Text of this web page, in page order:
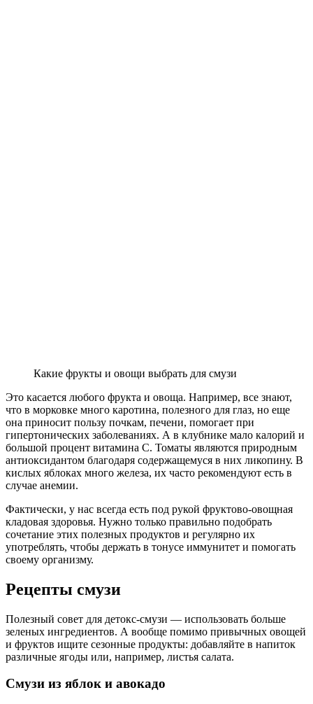
Какие фрукты и овощи выбрать для смузи
Это касается любого фрукта и овоща. Например, все знают,
что в морковке много каротина, полезного для глаз, но еще
она приносит пользу почкам, печени, помогает при
гипертонических заболеваниях. А в клубнике мало калорий и
большой процент витамина С. Томаты являются природным
антиоксидантом благодаря содержащемуся в них ликопину. В
кислых яблоках много железа, их часто рекомендуют есть в
случае анемии.
Фактически, у нас всегда есть под рукой фруктово-овощная
кладовая здоровья. Нужно только правильно подобрать
сочетание этих полезных продуктов и регулярно их
употреблять, чтобы держать в тонусе иммунитет и помогать
своему организму.
Рецепты смузи
Полезный совет для детокс-смузи — использовать больше
зеленых ингредиентов. А вообще помимо привычных овощей
и фруктов ищите сезонные продукты: добавляйте в напиток
различные ягоды или, например, листья салата.
Смузи из яблок и авокадо